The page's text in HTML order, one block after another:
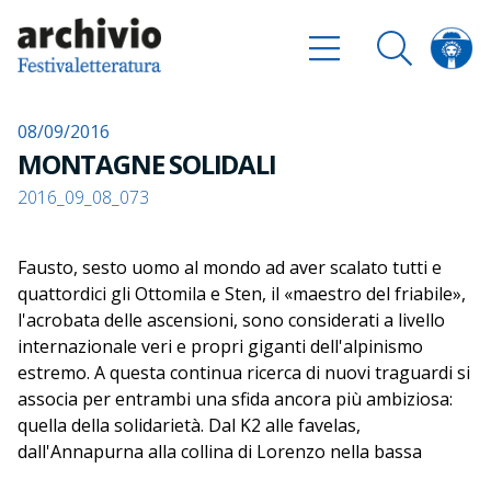
08/09/2016
MONTAGNE SOLIDALI
2016_09_08_073
Fausto, sesto uomo al mondo ad aver scalato tutti e
quattordici gli Ottomila e Sten, il «maestro del friabile»,
l'acrobata delle ascensioni, sono considerati a livello
internazionale veri e propri giganti dell'alpinismo
estremo. A questa continua ricerca di nuovi traguardi si
associa per entrambi una sfida ancora più ambiziosa:
quella della solidarietà. Dal K2 alle favelas,
dall'Annapurna alla collina di Lorenzo nella bassa